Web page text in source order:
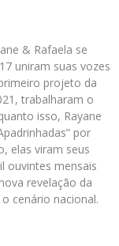
& Rafaela se
uniram suas vozes
projeto da
trabalharam o
isso, Rayane
por
elas viram seus
ouvintes mensais
revelação da
cenário nacional.